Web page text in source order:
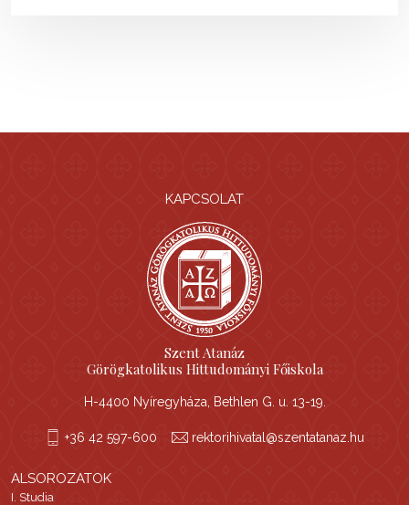
KAPCSOLAT
Szent Atanáz
Görögkatolikus Hittudományi Főiskola
H-4400 Nyíregyháza, Bethlen G. u. 13-19.
+36 42 597-600 rektorihivatal@szentatanaz.hu
ALSOROZATOK
I. Studia